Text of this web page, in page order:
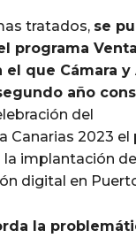
tratados, se
programa
el que Cámara
año
del
Canarias 2023
la implantación
digital en
la